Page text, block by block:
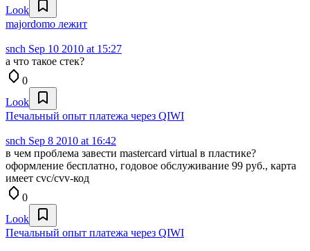
Look
majordomo лежит
snch Sep 10 2010 at 15:27
а что такое стек?
0
Look
Печальный опыт платежа через QIWI
snch Sep 8 2010 at 16:42
в чем проблема завести mastercard virtual в пластике?
оформление бесплатно, годовое обслуживание 99 руб., карта
имеет cvc/cvv-код
0
Look
Печальный опыт платежа через QIWI